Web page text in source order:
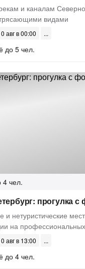
и каналам
видами
авг в 00:00
до 5 чел.
4 чел.
прогулка
и нетуристические
на
авг в 13:00
до 4 чел.